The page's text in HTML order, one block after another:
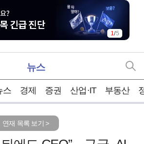
1/5
뉴스
스 경제 증권 산업·IT 부동산
연재 목록 보기 >